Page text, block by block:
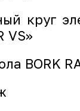
круг
VS»
BORK